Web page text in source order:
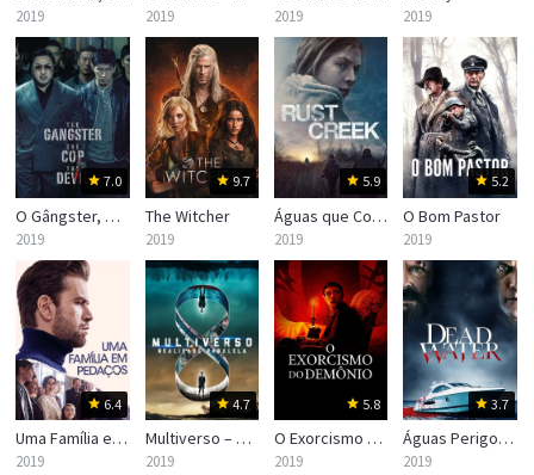
2019 2019 2019 2019
7.0
O Gângster, o Policial e o Diabo
2019
9.7
The Witcher
2019
5.9
Águas que Corroem
2019
5.2
O Bom Pastor
2019
6.4
Uma Família em Pedaços
2019
4.7
Multiverso – Realidade Paralela
2019
5.8
O Exorcismo do Demônio
2019
3.7
Águas Perigosas
2019